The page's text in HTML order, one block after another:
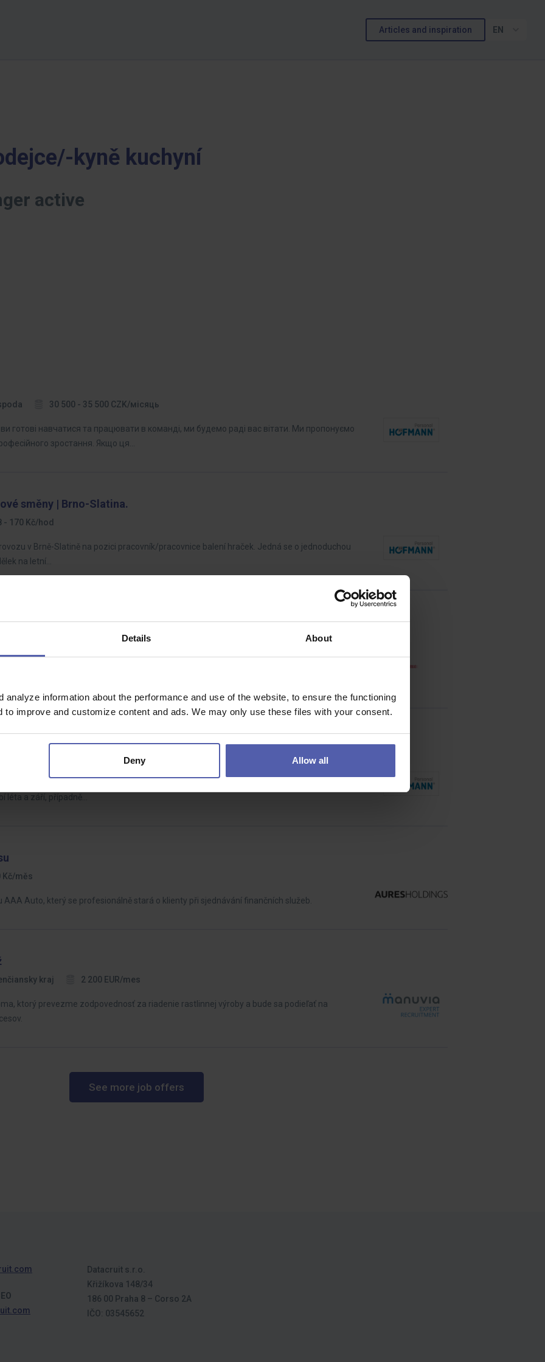
Details About
analyze information about the performance and use of the website, to ensure the functioning
to improve and customize content and ads. We may only use these files with your consent.
Deny Allow all
Articles and inspiration EN
kyně kuchyní
active
30 500 - 35 500 CZK/місяць
готові навчатися та працювати в команді, ми будемо раді вас вітати. Ми пропонуємо
зростання. Якщо ця…
směny | Brno-Slatina.
- 170 Kč/hod
v Brně-Slatině na pozici pracovník/pracovnice balení hraček. Jedná se o jednoduchou
na letní…
| Radotín
do velkého holdingu, která aktuálně hledá Přípraváře/kalkulanta inženýrských sítí do
prostředí,…
Slatině!
výrobě. Nabízíme práci na DPČ v moderním pracovním prostředí s možností plánování
léta a září, případně…
Kč/měs
Auto, který se profesionálně stará o klienty při sjednávání finančních služeb.
kraj 2 200 EUR/mes
ktorý prevezme zodpovednosť za riadenie rastlinnej výroby a bude sa podieľať na
See more job offers
Datacruit s.r.o.
Křižíkova 148/34
186 00 Praha 8 – Corso 2A
IČO: 03545652